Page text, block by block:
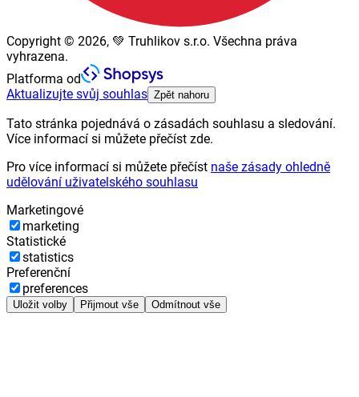
Copyright © 2026, 💚 Truhlikov s.r.o. Všechna práva
vyhrazena.
Platforma od
Aktualizujte svůj souhlas Zpět nahoru
Tato stránka pojednává o zásadách souhlasu a sledování.
Více informací si můžete přečíst zde.
Pro více informací si můžete přečíst naše zásady ohledně
udělování uživatelského souhlasu
Marketingové
marketing
Statistické
statistics
Preferenční
preferences
Uložit volby Přijmout vše Odmítnout vše